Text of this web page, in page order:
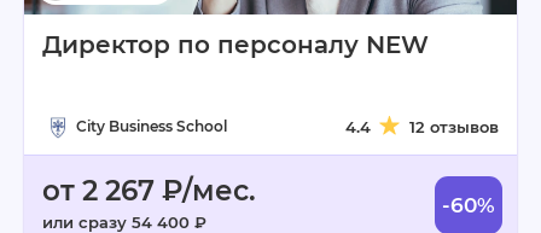
Директор по персоналу NEW
City Business School 4.4 12 отзывов
от 2 267 ₽/мес.
или сразу 54 400 ₽
-60%